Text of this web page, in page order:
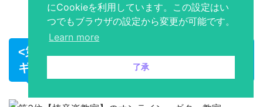
<第3位> 全国にある大型店舗のオンライン
ギターレッスン【椿音楽教室】
にCookieを利用しています。この設定はい
つでもブラウザの設定から変更が可能です。
Learn more
了承